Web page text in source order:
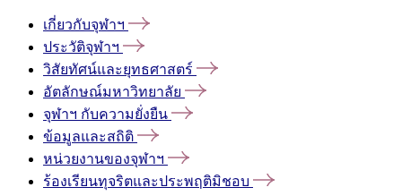
เกี่ยวกับจุฬาฯ
ประวัติจุฬาฯ
วิสัยทัศน์และยุทธศาสตร์
อัตลักษณ์มหาวิทยาลัย
จุฬาฯ กับความยั่งยืน
ข้อมูลและสถิติ
หน่วยงานของจุฬาฯ
ร้องเรียนทุจริตและประพฤติมิชอบ